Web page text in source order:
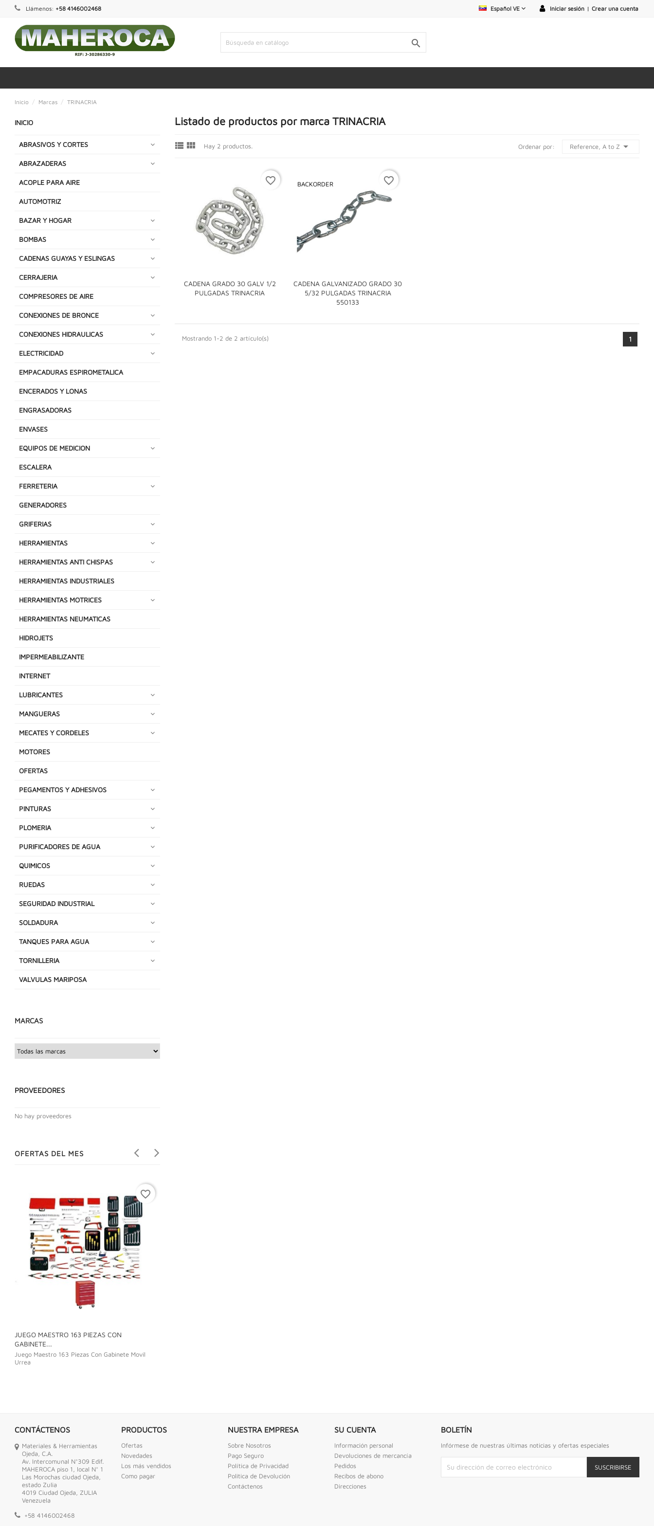
Llámenos: +58 4146002468 Iniciar sesión | Crear una cuenta
Español VE

Inicio Marcas TRINACRIA
INICIO
ABRASIVOS Y CORTES
ABRAZADERAS
ACOPLE PARA AIRE
AUTOMOTRIZ
BAZAR Y HOGAR
BOMBAS
CADENAS GUAYAS Y ESLINGAS
CERRAJERIA
COMPRESORES DE AIRE
CONEXIONES DE BRONCE
CONEXIONES HIDRAULICAS
ELECTRICIDAD
EMPACADURAS ESPIROMETALICA
ENCERADOS Y LONAS
ENGRASADORAS
ENVASES
EQUIPOS DE MEDICION
ESCALERA
FERRETERIA
GENERADORES
GRIFERIAS
HERRAMIENTAS
HERRAMIENTAS ANTI CHISPAS
HERRAMIENTAS INDUSTRIALES
HERRAMIENTAS MOTRICES
HERRAMIENTAS NEUMATICAS
HIDROJETS
IMPERMEABILIZANTE
INTERNET
LUBRICANTES
MANGUERAS
MECATES Y CORDELES
MOTORES
OFERTAS
PEGAMENTOS Y ADHESIVOS
PINTURAS
PLOMERIA
PURIFICADORES DE AGUA
QUIMICOS
RUEDAS
SEGURIDAD INDUSTRIAL
SOLDADURA
TANQUES PARA AGUA
TORNILLERIA
VALVULAS MARIPOSA
MARCAS
PROVEEDORES
No hay proveedores
OFERTAS DEL MES
JUEGO MAESTRO 163 PIEZAS CON
GABINETE...
Juego Maestro 163 Piezas Con Gabinete Movil
Urrea
favorite_border
Listado de productos por marca TRINACRIA
  Hay 2 productos. Ordenar por: Reference, A to Z 
CADENA GRADO 30 GALV 1/2
PULGADAS TRINACRIA

favorite_border
CADENA GALVANIZADO GRADO 30
5/32 PULGADAS TRINACRIA
550133
BACKORDER

favorite_border
Mostrando 1-2 de 2 artículo(s) 1
CONTÁCTENOS
Materiales & Herramientas
Ojeda, C.A.
Av. Intercomunal N°309 Edif.
MAHEROCA piso 1, local N° 1
Las Morochas ciudad Ojeda,
estado Zulia
4019 Ciudad Ojeda, ZULIA
Venezuela
+58 4146002468
PRODUCTOS
Ofertas
Novedades
Los más vendidos
Como pagar
NUESTRA EMPRESA
Sobre Nosotros
Pago Seguro
Política de Privacidad
Politica de Devolución
Contáctenos
SU CUENTA
Información personal
Devoluciones de mercancía
Pedidos
Recibos de abono
Direcciones
BOLETÍN
Infórmese de nuestras últimas noticias y ofertas especiales